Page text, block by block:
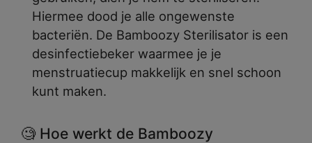
Hiermee dood je alle ongewenste
bacteriën. De Bamboozy Sterilisator is een
desinfectiebeker waarmee je je
menstruatiecup makkelijk en snel schoon
kunt maken.
🧐 Hoe werkt de Bamboozy